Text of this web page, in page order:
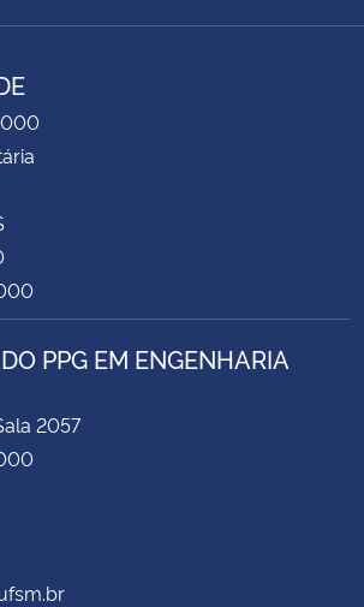
PPG EM ENGENHARIA
2057